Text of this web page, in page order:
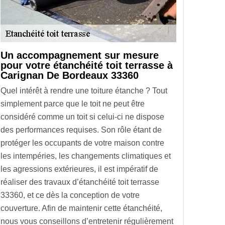
Un accompagnement sur mesure
pour votre étanchéité toit terrasse à
Carignan De Bordeaux 33360
Quel intérêt à rendre une toiture étanche ? Tout
simplement parce que le toit ne peut être
considéré comme un toit si celui-ci ne dispose
des performances requises. Son rôle étant de
protéger les occupants de votre maison contre
les intempéries, les changements climatiques et
les agressions extérieures, il est impératif de
réaliser des travaux d’étanchéité toit terrasse
33360, et ce dès la conception de votre
couverture. Afin de maintenir cette étanchéité,
nous vous conseillons d’entretenir régulièrement